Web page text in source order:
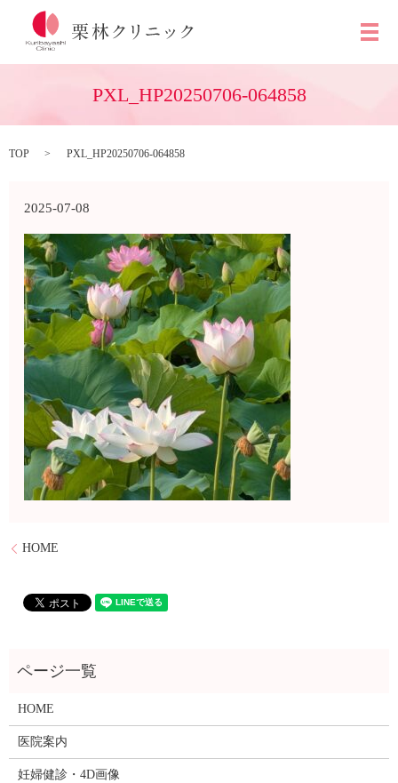
メ
PXL_HP20250706-064858
TOP PXL_HP20250706-064858
2025-07-08
HOME
HOME
医院案内
妊婦健診・4D画像